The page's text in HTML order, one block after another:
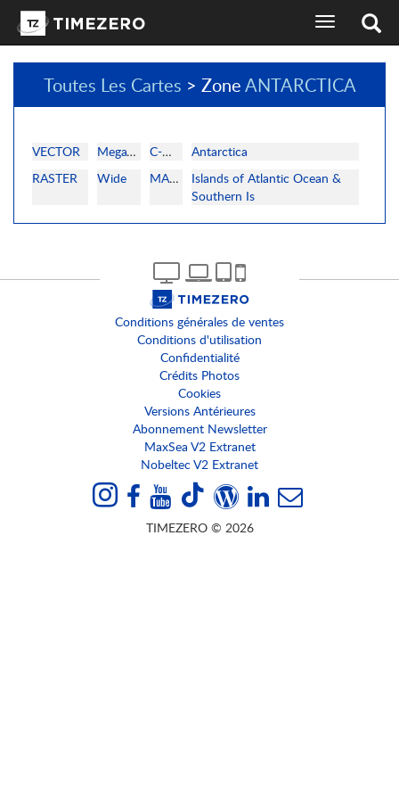
basculer
l'affichage
de
la
navigation
sélecteur
Toutes Les Cartes > ZoneANTARCTICA
VECTOR MegaWide C-MAP
Antarctica
RASTER
Wide MAPMEDIA
Islands of Atlantic Ocean &
Southern Is
Conditions générales de ventes
Conditions d'utilisation
Confidentialité
Crédits Photos
Cookies
Versions Antérieures
Abonnement Newsletter
MaxSea V2 Extranet
Nobeltec V2 Extranet
TIMEZERO © 2026